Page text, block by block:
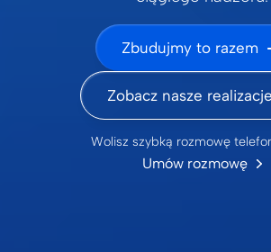
Zbudujmy to razem
Zobacz nasze realizacje
Wolisz szybką rozmowę
Umów rozmowę